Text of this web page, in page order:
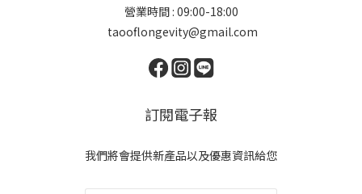
營業時間 : 09:00-18:00
taooflongevity@gmail.com
訂閱電子報
我們將會提供新產品以及優惠資訊給您